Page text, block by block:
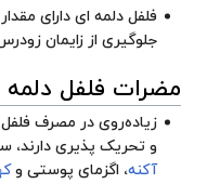
جلوگیری از زایمان
مضرات فلفل دلمه
زیاده‌روی در مصرف
و تحریک پذیری دارند،
آکنه، اگزمای پوستی و